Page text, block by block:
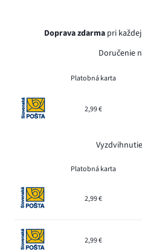
Doprava zdarma pri
Doručenie
Platobná karta
2,99 €
Platobná karta
2,99 €
2,99 €